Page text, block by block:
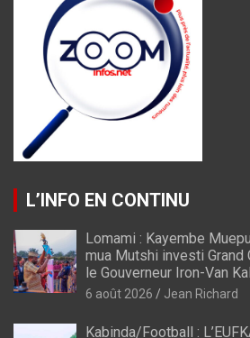
L’INFO EN CONTINU
Lomami : Kayembe
mua Mutshi investi Grand
le Gouverneur Iron-Van
6 août 2026 Jean Richard
Kabinda/Football :